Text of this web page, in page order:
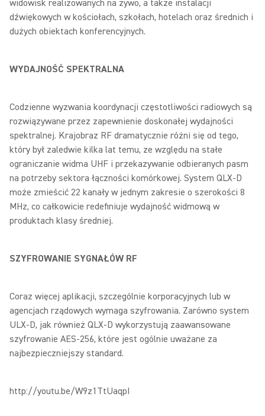
widowisk realizowanych na żywo, a także instalacji
dźwiękowych w kościołach, szkołach, hotelach oraz średnich i
dużych obiektach konferencyjnych.
WYDAJNOŚĆ SPEKTRALNA
Codzienne wyzwania koordynacji częstotliwości radiowych są
rozwiązywane przez zapewnienie doskonałej wydajności
spektralnej. Krajobraz RF dramatycznie różni się od tego,
który był zaledwie kilka lat temu, ze względu na stałe
ograniczanie widma UHF i przekazywanie odbieranych pasm
na potrzeby sektora łączności komórkowej. System QLX-D
może zmieścić 22 kanały w jednym zakresie o szerokości 8
MHz, co całkowicie redefiniuje wydajność widmową w
produktach klasy średniej.
SZYFROWANIE SYGNAŁÓW RF
Coraz więcej aplikacji, szczególnie korporacyjnych lub w
agencjach rządowych wymaga szyfrowania. Zarówno system
ULX-D, jak również QLX-D wykorzystują zaawansowane
szyfrowanie AES-256, które jest ogólnie uważane za
najbezpieczniejszy standard.
http://youtu.be/W9z1TtUaqpI